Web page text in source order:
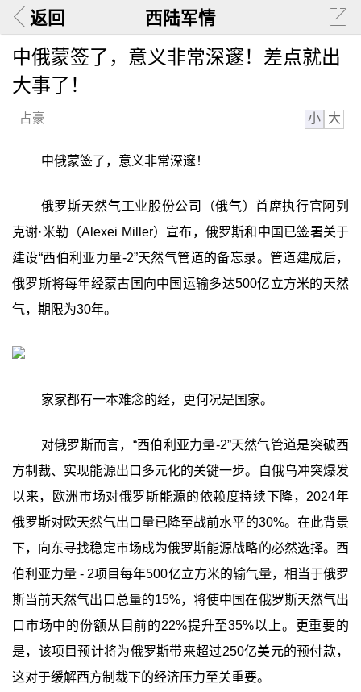
返回 西陆军情
中俄蒙签了，意义非常深邃！差点就出
大事了！
占豪 小 大
中俄蒙签了，意义非常深邃！
俄罗斯天然气工业股份公司（俄气）首席执行官阿列
克谢·米勒（Alexei Miller）宣布，俄罗斯和中国已签署关于
建设“西伯利亚力量-2”天然气管道的备忘录。管道建成后，
俄罗斯将每年经蒙古国向中国运输多达500亿立方米的天然
气，期限为30年。
家家都有一本难念的经，更何况是国家。
对俄罗斯而言，“西伯利亚力量-2”天然气管道是突破西
方制裁、实现能源出口多元化的关键一步。自俄乌冲突爆发
以来，欧洲市场对俄罗斯能源的依赖度持续下降，2024年
俄罗斯对欧天然气出口量已降至战前水平的30%。在此背景
下，向东寻找稳定市场成为俄罗斯能源战略的必然选择。西
伯利亚力量 - 2项目每年500亿立方米的输气量，相当于俄罗
斯当前天然气出口总量的15%，将使中国在俄罗斯天然气出
口市场中的份额从目前的22%提升至35%以上。更重要的
是，该项目预计将为俄罗斯带来超过250亿美元的预付款，
这对于缓解西方制裁下的经济压力至关重要。